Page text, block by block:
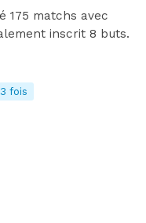
175 matchs avec
inscrit 8 buts.
fois